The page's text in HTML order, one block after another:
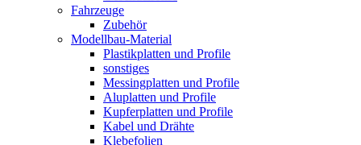
Fahrzeuge
Zubehör
Modellbau-Material
Plastikplatten und Profile
sonstiges
Messingplatten und Profile
Aluplatten und Profile
Kupferplatten und Profile
Kabel und Drähte
Klebefolien